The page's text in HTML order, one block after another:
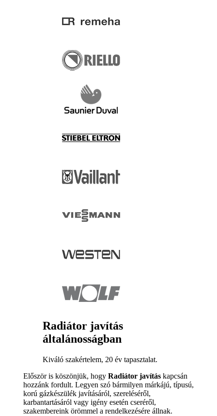
Radiátor javítás
általánosságban
Kiváló szakértelem, 20 év tapasztalat.
Először is köszönjük, hogy Radiátor javítás kapcsán
hozzánk fordult. Legyen szó bármilyen márkájú, típusú,
korú gázkészülék javításáról, szereléséről,
karbantartásáról vagy igény esetén cseréről,
szakembereink örömmel a rendelkezésére állnak.